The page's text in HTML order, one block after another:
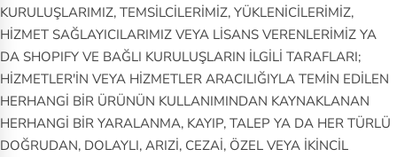
KURULUŞLARIMIZ, TEMSİLCİLERİMİZ, YÜKLENİCİLERİMİZ,
HİZMET SAĞLAYICILARIMIZ VEYA LİSANS VERENLERİMİZ YA
DA SHOPIFY VE BAĞLI KURULUŞLARIN İLGİLİ TARAFLARI;
HİZMETLER'İN VEYA HİZMETLER ARACILIĞIYLA TEMİN EDİLEN
HERHANGİ BİR ÜRÜNÜN KULLANIMINDAN KAYNAKLANAN
HERHANGİ BİR YARALANMA, KAYIP, TALEP YA DA HER TÜRLÜ
DOĞRUDAN, DOLAYLI, ARIZİ, CEZAİ, ÖZEL VEYA İKİNCİL